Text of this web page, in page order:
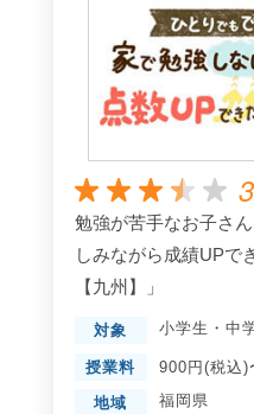
勉強が苦手なお子さ
しみながら成績UPで
【九州】」
対象 小学生 ・ 中
授業料 900円(税込)
地域 福岡県